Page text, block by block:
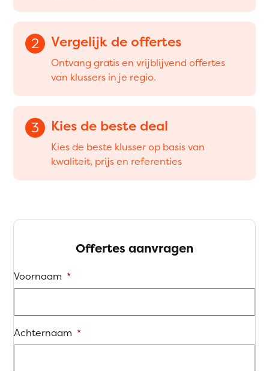
2 Vergelijk de offertes
Ontvang gratis en vrijblijvend offertes
van klussers in je regio.
3 Kies de beste deal
Kies de beste klusser op basis van
kwaliteit, prijs en referenties
Offertes aanvragen
Voornaam *
Achternaam *